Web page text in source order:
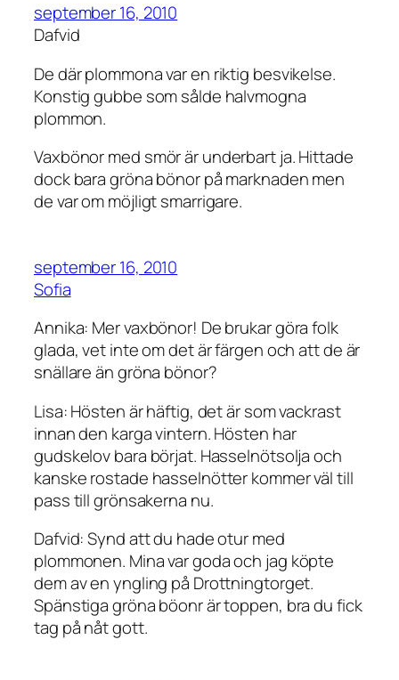
september 16, 2010
Dafvid
De där plommona var en riktig besvikelse.
Konstig gubbe som sålde halvmogna
plommon.
Vaxbönor med smör är underbart ja. Hittade
dock bara gröna bönor på marknaden men
de var om möjligt smarrigare.
september 16, 2010
Sofia
Annika: Mer vaxbönor! De brukar göra folk
glada, vet inte om det är färgen och att de är
snällare än gröna bönor?
Lisa: Hösten är häftig, det är som vackrast
innan den karga vintern. Hösten har
gudskelov bara börjat. Hasselnötsolja och
kanske rostade hasselnötter kommer väl till
pass till grönsakerna nu.
Dafvid: Synd att du hade otur med
plommonen. Mina var goda och jag köpte
dem av en yngling på Drottningtorget.
Spänstiga gröna böonr är toppen, bra du fick
tag på nåt gott.